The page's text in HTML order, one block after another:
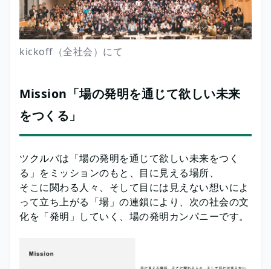
kickoff（全社会）にて
Mission「場の発明を通じて欲しい未来
をつくる」
ツクルバは「場の発明を通じて欲しい未来をつく
る」をミッションのもと、目に見える場所、
そこに関わる人々、そして目には見えない想いによ
って立ち上がる「場」の連鎖により、次の社会の文
化を「発明」していく、場の発明カンパニーです。